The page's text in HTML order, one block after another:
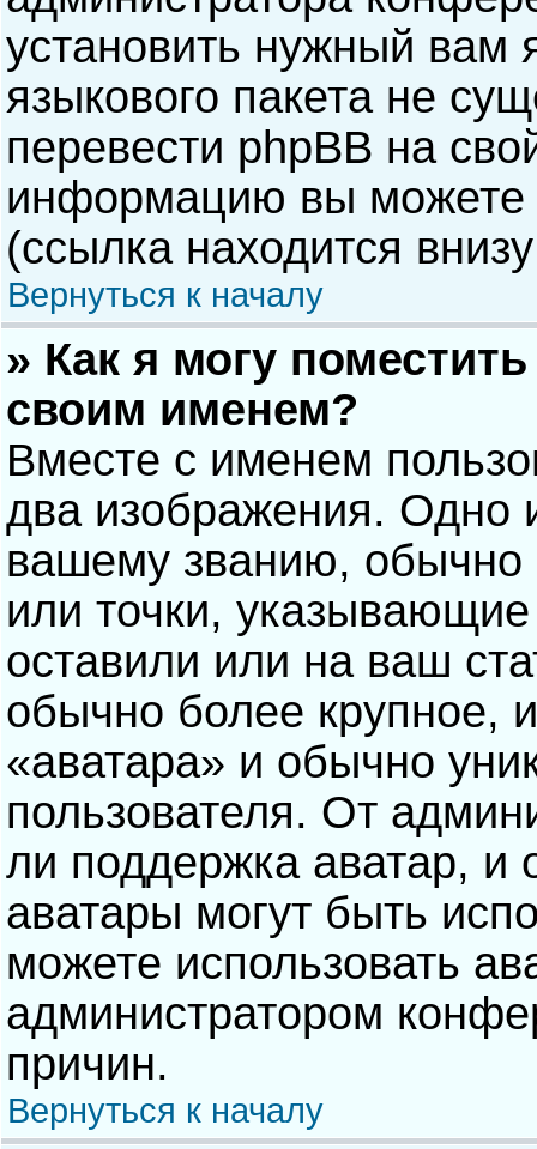
установить нужный вам
языкового пакета не
перевести phpBB на
информацию вы можете
(ссылка находится
Вернуться к началу
» Как я могу
своим именем?
Вместе с именем
два изображения. Одно
вашему званию, обычно
или точки,
оставили или на ваш
обычно более крупное,
«аватара» и обычно
пользователя. От
ли поддержка аватар, и
аватары могут быть
можете использовать
администратором
причин.
Вернуться к началу